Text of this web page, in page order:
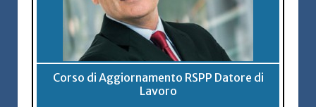
Corso di Aggiornamento RSPP Datore di
Lavoro